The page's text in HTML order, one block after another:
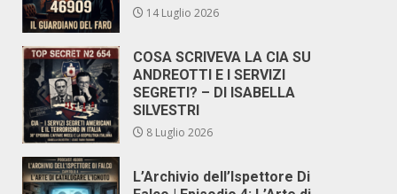
14 Luglio 2026
COSA SCRIVEVA LA CIA SU
ANDREOTTI E I SERVIZI
SEGRETI? – DI ISABELLA
SILVESTRI
8 Luglio 2026
L’Archivio dell’Ispettore Di